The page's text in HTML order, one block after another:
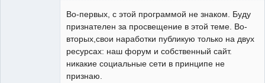
Во-первых, с этой программой не знаком. Буду
признателен за просвещение в этой теме. Во-
вторых,свои наработки публикую только на двух
ресурсах: наш форум и собственный сайт.
никакие социальные сети в принципе не
признаю.